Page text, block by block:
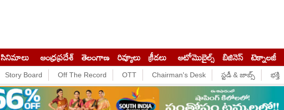
సినిమాలు ఆంధ్రప్రదేశ్ తెలంగాణ రివ్యూలు క్రీడలు ఆటోమొబైల్స్ బిజినెస్‌ టెక్నాలజీ
Story Board Off The Record OTT Chairman's Desk స్టడీ & జాబ్స్ భక్తి